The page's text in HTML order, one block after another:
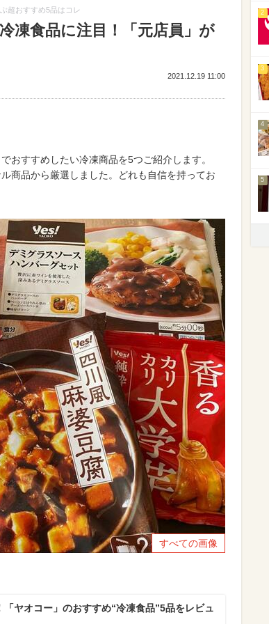
超おすすめ5品はコレ
凍食品に注目！「元店員」が
2021.12.19 11:00
おすすめしたい冷凍商品を5つご紹介します。
商品から厳選しました。どれも自信を持ってお
すべての画像
「ヤオコー」のおすすめ“冷凍食品”5品をレビュ
2
3
4
5